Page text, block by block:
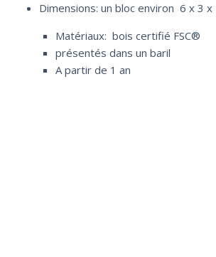
Dimensions: un bloc environ 6 x 3 x
Matériaux: bois certifié FSC®
présentés dans un baril
A partir de 1 an